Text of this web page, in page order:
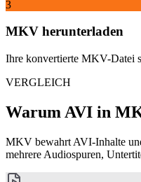
3
MKV herunterladen
Ihre konvertierte MKV-Datei
VERGLEICH
Warum AVI in
MKV bewahrt AVI-Inhalte
mehrere Audiospuren,